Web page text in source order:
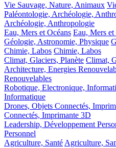
Vie Sauvage, Nature, Animaux
Paléontologie, Archéologie,
Archéologie, Anthropologie
Eau, Mers et Océans Eau, Mers et
Géologie, Astronomie, Physique
Chimie, Labos Chimie, Labos
Climat, Glaciers, Planète Climat,
Architecture, Energies
Renouvelables
Robotique, Electronique,
Informatique
Drones, Objets Connectés,
Connectés, Imprimante 3D
Leadership, Développement
Personnel
Agriculture, SantéAgriculture,